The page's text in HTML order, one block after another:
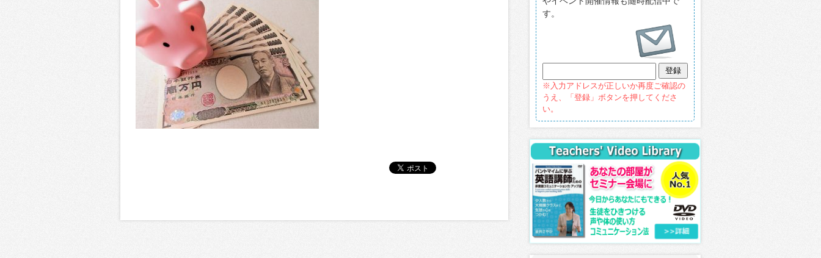
す。
※入力アドレスが正しいか再度ご確認の
うえ、「登録」ボタンを押してくださ
い。